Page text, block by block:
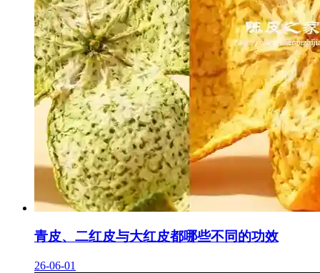
青皮、二红皮与大红皮都哪些不同的功效
26-06-01